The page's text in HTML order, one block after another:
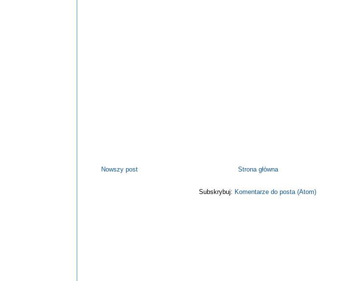
Nowszy post Strona główna
Subskrybuj: Komentarze do posta (Atom)